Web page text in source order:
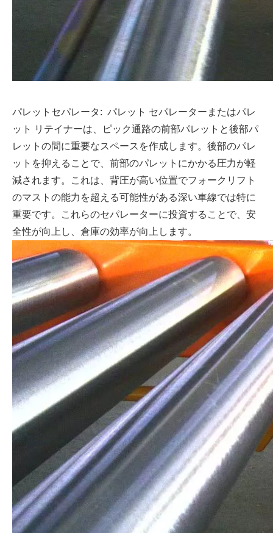
パレットセパレータ: パレット セパレーターまたはパレ
ット リテイナーは、ピック通路の前部パレットと後部パ
レットの間に重要なスペースを作成します。後部のパレ
ットを抑えることで、前部のパレットにかかる圧力が軽
減されます。これは、背圧が高い位置でフォークリフト
のマストの能力を超える可能性がある深い車線では特に
重要です。これらのセパレーターに投資することで、安
全性が向上し、倉庫の効率が向上します。